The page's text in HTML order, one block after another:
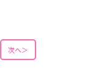
次へ＞